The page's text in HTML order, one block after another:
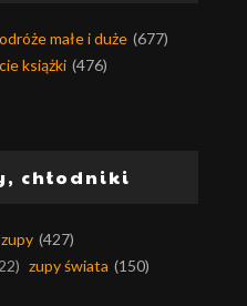
małe i duże (677)
książki (476)
chłodniki
zupy (427)
zupy świata (150)